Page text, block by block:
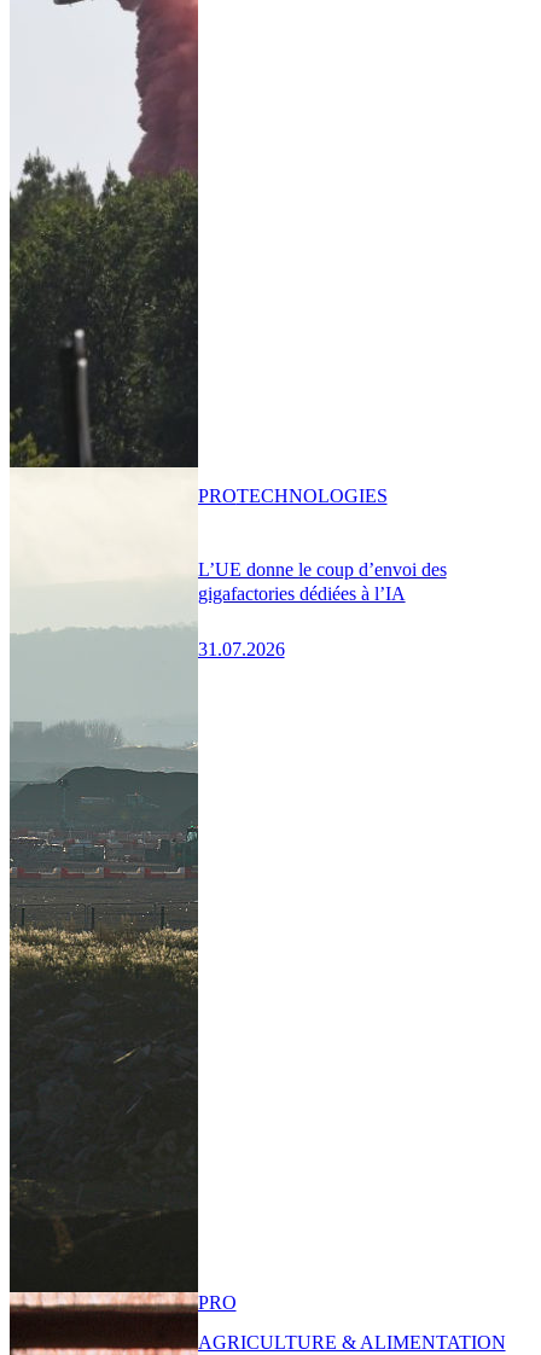
L’UE donne le coup d’envoi des
gigafactories dédiées à l’IA
31.07.2026
PROTECHNOLOGIES
PRO
AGRICULTURE & ALIMENTATION